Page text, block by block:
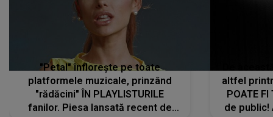
"Petal" înflorește pe toate
platformele muzicale, prinzând
"rădăcini" ÎN PLAYLISTURILE
fanilor. Piesa lansată recent de
altfel
POATE FI
de public!